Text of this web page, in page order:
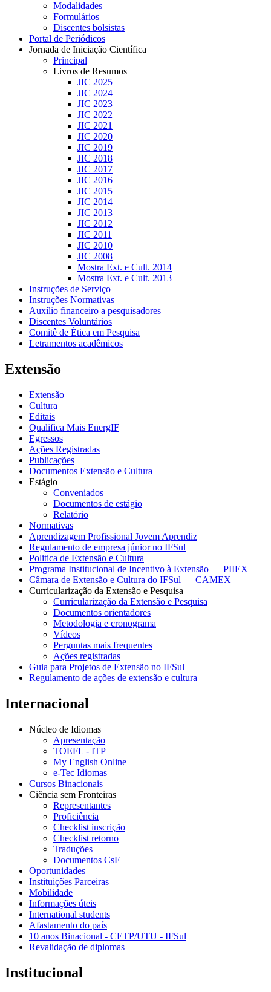
Modalidades
Formulários
Discentes bolsistas
Portal de Periódicos
Jornada de Iniciação Científica
Principal
Livros de Resumos
JIC 2025
JIC 2024
JIC 2023
JIC 2022
JIC 2021
JIC 2020
JIC 2019
JIC 2018
JIC 2017
JIC 2016
JIC 2015
JIC 2014
JIC 2013
JIC 2012
JIC 2011
JIC 2010
JIC 2008
Mostra Ext. e Cult. 2014
Mostra Ext. e Cult. 2013
Instruções de Serviço
Instruções Normativas
Auxílio financeiro a pesquisadores
Discentes Voluntários
Comitê de Ética em Pesquisa
Letramentos acadêmicos
Extensão
Extensão
Cultura
Editais
Qualifica Mais EnergIF
Egressos
Ações Registradas
Publicações
Documentos Extensão e Cultura
Estágio
Conveniados
Documentos de estágio
Relatório
Normativas
Aprendizagem Profissional Jovem Aprendiz
Regulamento de empresa júnior no IFSul
Politica de Extensão e Cultura
Programa Institucional de Incentivo à Extensão — PIIEX
Câmara de Extensão e Cultura do IFSul — CAMEX
Curricularização da Extensão e Pesquisa
Curricularização da Extensão e Pesquisa
Documentos orientadores
Metodologia e cronograma
Vídeos
Perguntas mais frequentes
Ações registradas
Guia para Projetos de Extensão no IFSul
Regulamento de ações de extensão e cultura
Internacional
Núcleo de Idiomas
Apresentação
TOEFL - ITP
My English Online
e-Tec Idiomas
Cursos Binacionais
Ciência sem Fronteiras
Representantes
Proficiência
Checklist inscrição
Checklist retorno
Traduções
Documentos CsF
Oportunidades
Instituições Parceiras
Mobilidade
Informações úteis
International students
Afastamento do país
10 anos Binacional - CETP/UTU - IFSul
Revalidação de diplomas
Institucional